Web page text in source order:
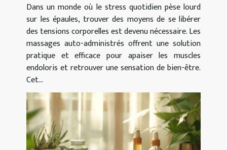
Dans un monde où le stress quotidien pèse lourd
sur les épaules, trouver des moyens de se libérer
des tensions corporelles est devenu nécessaire. Les
massages auto-administrés offrent une solution
pratique et efficace pour apaiser les muscles
endoloris et retrouver une sensation de bien-être.
Cet...